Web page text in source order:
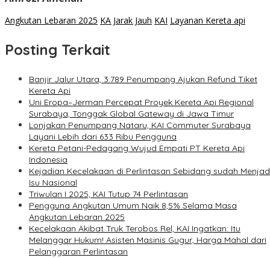
Angkutan Lebaran 2025 KA Jarak Jauh KAI Layanan Kereta api
Posting Terkait
Banjir Jalur Utara, 3.789 Penumpang Ajukan Refund Tiket
Kereta Api
Uni Eropa–Jerman Percepat Proyek Kereta Api Regional
Surabaya, Tonggak Global Gateway di Jawa Timur
Lonjakan Penumpang Nataru, KAI Commuter Surabaya
Layani Lebih dari 633 Ribu Pengguna
Kereta Petani-Pedagang Wujud Empati PT Kereta Api
Indonesia
Kejadian Kecelakaan di Perlintasan Sebidang sudah
Isu Nasional
Triwulan I 2025, KAI Tutup 74 Perlintasan
Pengguna Angkutan Umum Naik 8,5% Selama Masa
Angkutan Lebaran 2025
Kecelakaan Akibat Truk Terobos Rel, KAI Ingatkan: Itu
Melanggar Hukum! Asisten Masinis Gugur, Harga Mahal dari
Pelanggaran Perlintasan